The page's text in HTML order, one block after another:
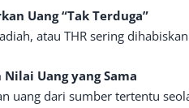
Uang “Tak Terduga”
atau THR sering
Uang yang Sama
uang dari sumber tertentu